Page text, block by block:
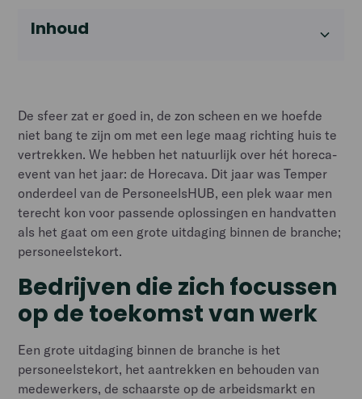
Inhoud
De sfeer zat er goed in, de zon scheen en we hoefde
niet bang te zijn om met een lege maag richting huis te
vertrekken. We hebben het natuurlijk over hét horeca-
event van het jaar: de Horecava. Dit jaar was Temper
onderdeel van de PersoneelsHUB, een plek waar men
terecht kon voor passende oplossingen en handvatten
als het gaat om een grote uitdaging binnen de branche;
personeelstekort.
Bedrijven die zich focussen
op de toekomst van werk
Een grote uitdaging binnen de branche is het
personeelstekort, het aantrekken en behouden van
medewerkers, de schaarste op de arbeidsmarkt en